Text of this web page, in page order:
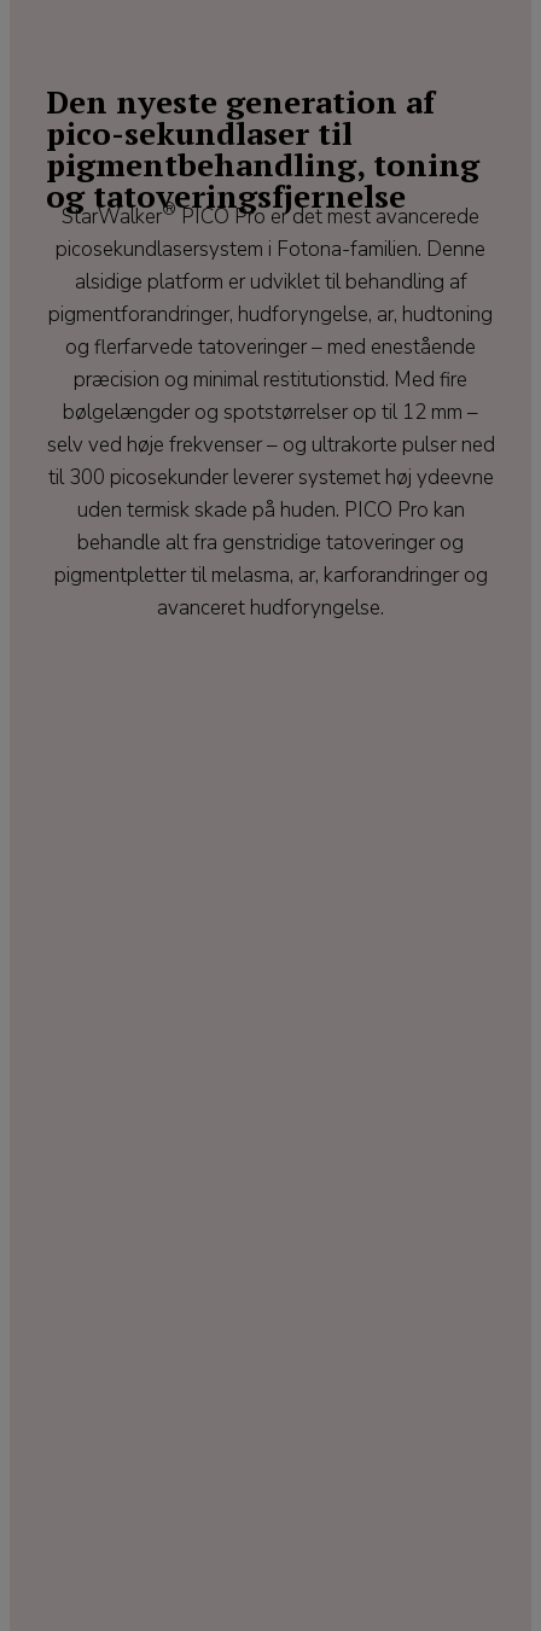
Den nyeste generation af
pico-sekundlaser til
pigmentbehandling, toning
og tatoveringsfjernelse
StarWalker®PICO Pro er det mest avancerede
picosekundlasersystem i Fotona-familien. Denne
alsidige platform er udviklet til behandling af
pigmentforandringer, hudforyngelse, ar, hudtoning
og flerfarvede tatoveringer – med enestående
præcision og minimal restitutionstid. Med fire
bølgelængder og spotstørrelser op til 12 mm –
selv ved høje frekvenser – og ultrakorte pulser ned
til 300 picosekunder leverer systemet høj ydeevne
uden termisk skade på huden. PICO Pro kan
behandle alt fra genstridige tatoveringer og
pigmentpletter til melasma, ar, karforandringer og
avanceret hudforyngelse.